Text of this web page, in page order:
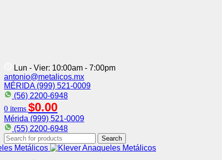
Lun - Vier: 10:00am - 7:00pm
antonio@metalicos.mx
MÉRIDA (999) 521-0009
(56) 2200-6948
0 items $0.00
Mérida (999) 521-0009
(55) 2200-6948
Search